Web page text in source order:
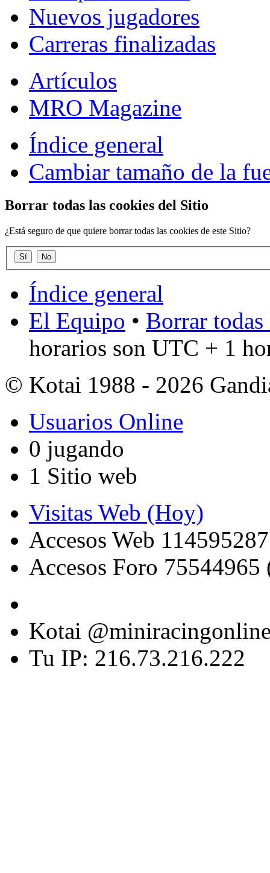
Nuevos jugadores
Carreras finalizadas
Artículos
MRO Magazine
Índice general
Cambiar tamaño de la
Borrar todas las cookies del Sitio
¿Está seguro de que quiere borrar todas las cookies de este Sitio?
Índice general
El Equipo • Borrar
horarios son UTC + 1
© Kotai 1988 - 2026
Usuarios Online
0 jugando
1 Sitio web
Visitas Web (Hoy)
Accesos Web
Accesos Foro 75544965
Kotai
Tu IP: 216.73.216.222